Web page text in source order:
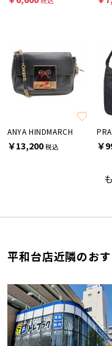
ANYA HINDMARCH
￥13,200税込 ￥
平和台店近隣のお